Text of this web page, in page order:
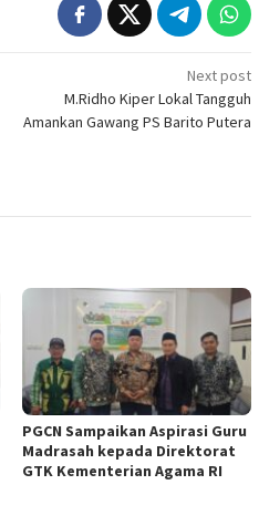
Next post
M.Ridho Kiper Lokal Tangguh
Amankan Gawang PS Barito Putera
PGCN Sampaikan Aspirasi Guru
Madrasah kepada Direktorat
GTK Kementerian Agama RI